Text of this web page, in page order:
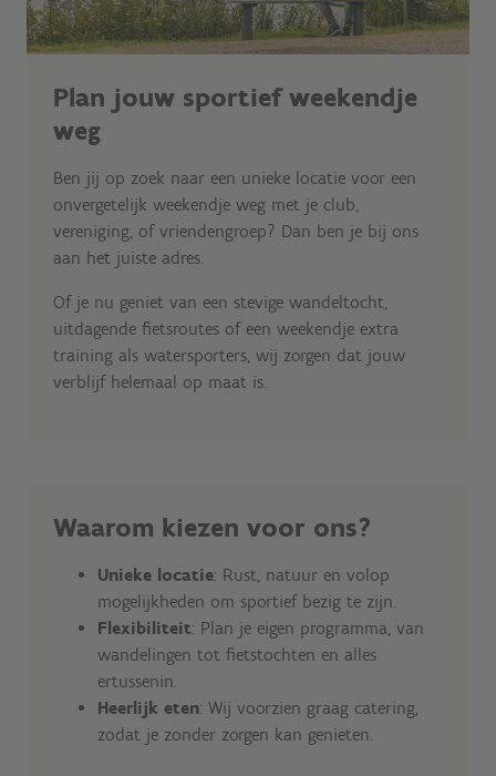
Plan jouw sportief weekendje
weg
Ben jij op zoek naar een unieke locatie voor een
onvergetelijk weekendje weg met je club,
vereniging, of vriendengroep? Dan ben je bij ons
aan het juiste adres.
Of je nu geniet van een stevige wandeltocht,
uitdagende fietsroutes of een weekendje extra
training als watersporters, wij zorgen dat jouw
verblijf helemaal op maat is.
Waarom kiezen voor ons?
Unieke locatie: Rust, natuur en volop
mogelijkheden om sportief bezig te zijn.
Flexibiliteit: Plan je eigen programma, van
wandelingen tot fietstochten en alles
ertussenin.
Heerlijk eten: Wij voorzien graag catering,
zodat je zonder zorgen kan genieten.